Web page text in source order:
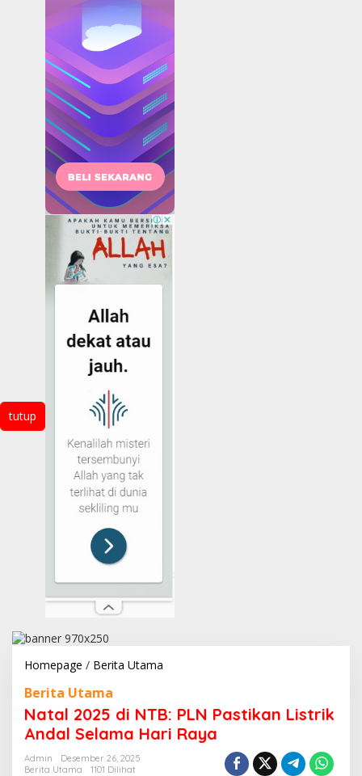
tutup
Homepage / Berita Utama
NTB:
PLN
Pastikan
Berita Utama
Natal 2025 di NTB: PLN Pastikan Listrik
Andal Selama Hari Raya
Admin
Desember 26, 2025
Berita Utama
1101 Dilihat